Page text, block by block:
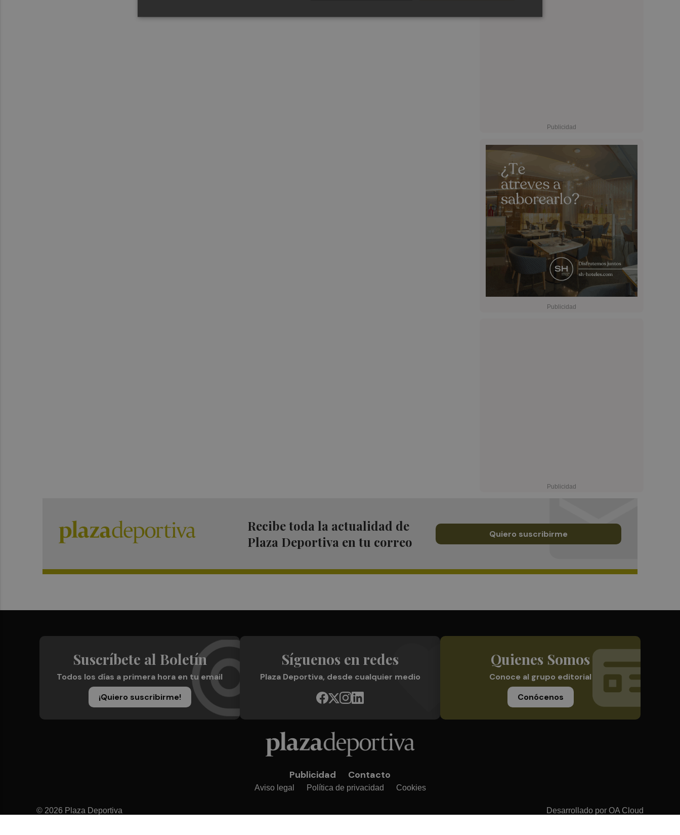
Recibe toda la actualidad de
Plaza Deportiva en tu correo
Quiero suscribirme
Suscríbete al Boletín
Todos los días a primera hora en tu email
¡Quiero suscribirme!
Síguenos en redes
Plaza Deportiva, desde cualquier medio
Quienes Somos
Conoce al grupo editorial
Conócenos
Publicidad Contacto
Aviso legal Política de privacidad Cookies
© 2026 Plaza Deportiva Desarrollado por OA Cloud